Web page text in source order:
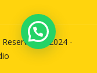
2024 -